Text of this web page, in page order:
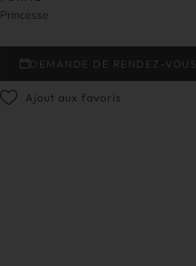
Princesse
DEMANDE DE RENDEZ-VOUS
Ajout aux favoris